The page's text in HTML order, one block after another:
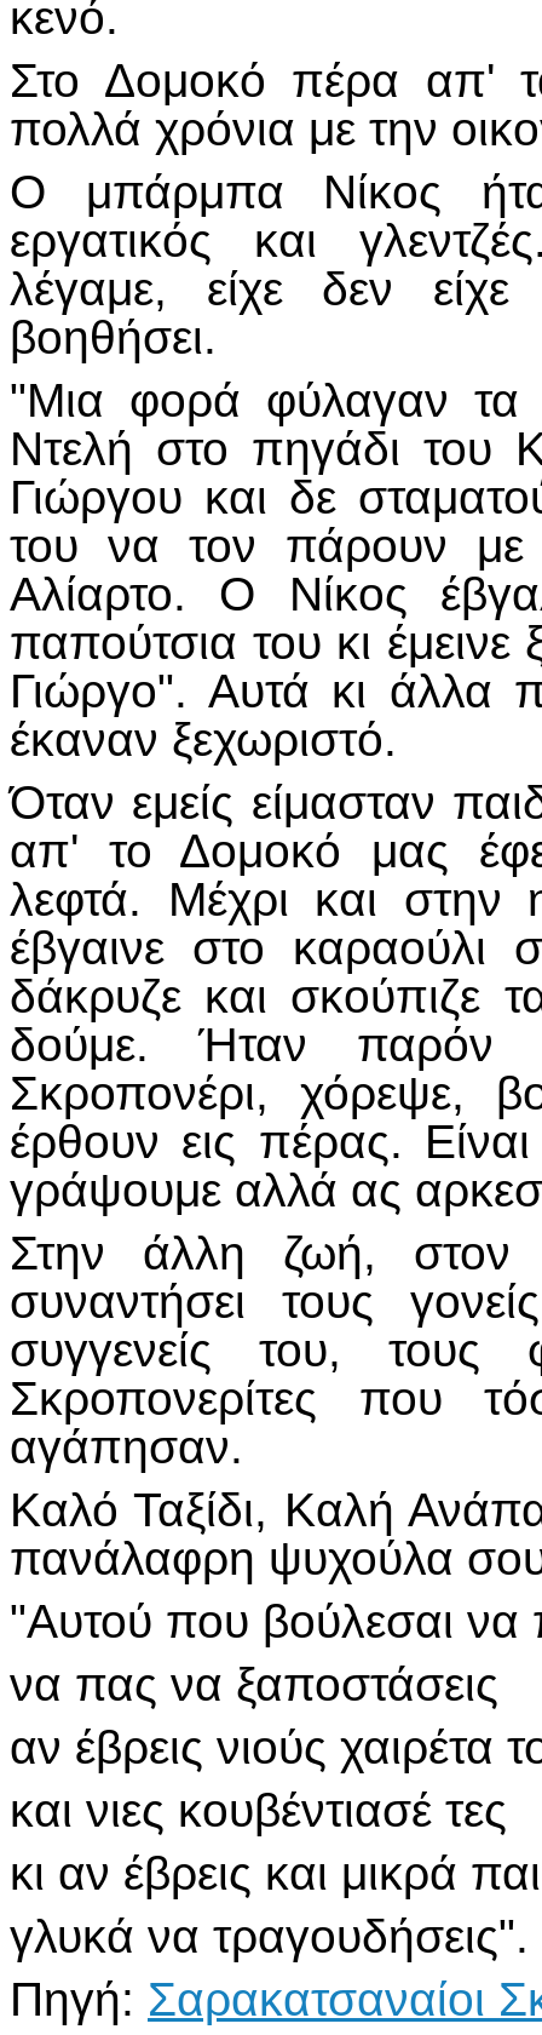
κενό.
Στο Δομοκό πέρα απ'
πολλά χρόνια με την
Ο μπάρμπα Νίκος
εργατικός και
λέγαμε, είχε δεν
βοηθήσει.
"Μια φορά φύλαγαν
Ντελή στο πηγάδι του
Γιώργου και δε
του να τον πάρουν
Αλίαρτο. Ο Νίκος
παπούτσια του κι
Γιώργο". Αυτά κι άλλα
έκαναν ξεχωριστό.
Όταν εμείς είμασταν
απ' το Δομοκό μας
λεφτά. Μέχρι και
έβγαινε στο καραούλι
δάκρυζε και σκούπιζε
δούμε. Ήταν παρόν
Σκροπονέρι, χόρεψε,
έρθουν εις πέρας.
γράψουμε αλλά ας
Στην άλλη ζωή,
συναντήσει τους
συγγενείς του,
Σκροπονερίτες που
αγάπησαν.
Καλό Ταξίδι, Καλή
πανάλαφρη ψυχούλα
"Αυτού που βούλεσαι να
να πας να ξαποστάσεις
αν έβρεις νιούς χαιρέτα
και νιες κουβέντιασέ τες
κι αν έβρεις και μικρά
γλυκά να τραγουδήσεις".
Πηγή: Σαρακατσαναίοι